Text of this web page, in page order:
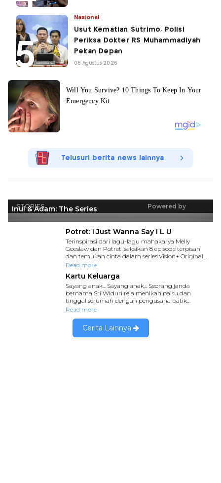
Nasional
Usut Kematian Sutrimo, Polisi
Periksa Dokter RS Muhammadiyah
Pekan Depan
08 Agustus 2026
Telusuri berita news lainnya